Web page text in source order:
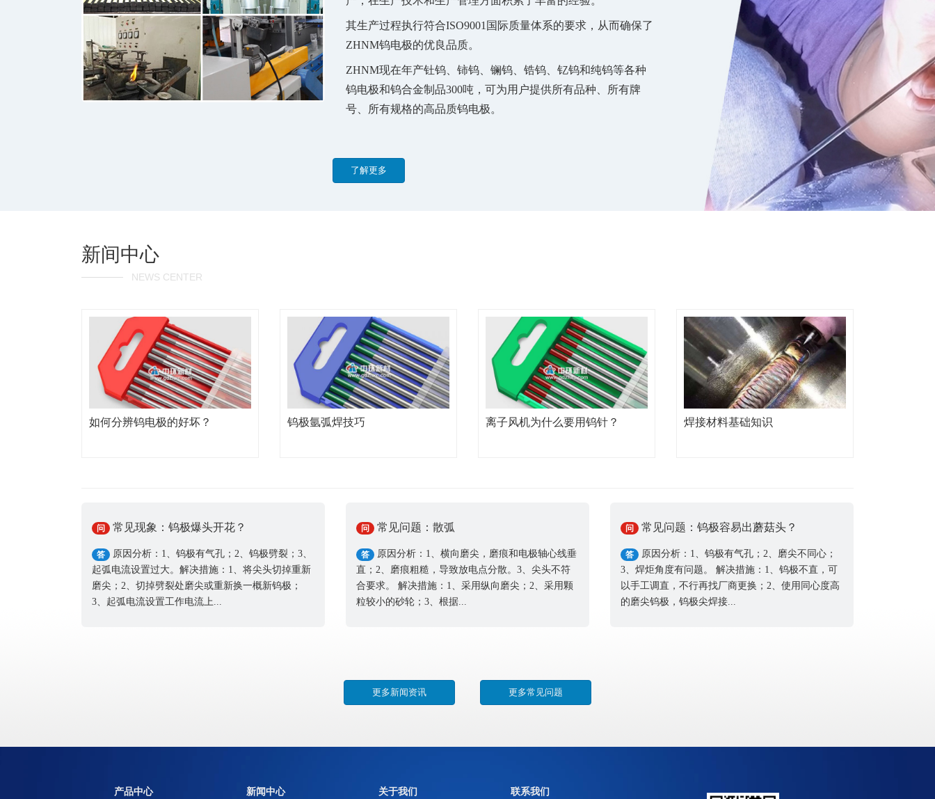
其生产过程执行符合ISO9001国际质量体系的要求，从而确保了
ZHNM钨电极的优良品质。
ZHNM现在年产钍钨、铈钨、镧钨、锆钨、钇钨和纯钨等各种
钨电极和钨合金制品300吨，可为用户提供所有品种、所有牌
号、所有规格的高品质钨电极。
了解更多
新间中心
NEWS CENTER
如何分辨钨电极的好坏？ 钨极氩弧焊技巧 离子风机为什么要用钨针？ 焊接材料基础知识
问 常见现象：钨极爆头开花？
答
原因分析：1、钨极有气孔；2、钨极劈裂；3、
起弧电流设置过大。解决措施：1、将尖头切掉重新
磨尖；2、切掉劈裂处磨尖或重新换一概新钨极；
3、起弧电流设置工作电流上...
问 常见问题：散弧
答
原因分析：1、横向磨尖，磨痕和电极轴心线垂
直；2、磨痕粗糙，导致放电点分散。3、尖头不符
合要求。 解决措施：1、采用纵向磨尖；2、采用颗
粒较小的砂轮；3、根据...
问 常见问题：钨极容易出蘑菇头？
答
原因分析：1、钨极有气孔；2、磨尖不同心；
3、焊炬角度有问题。 解决措施：1、钨极不直，可
以手工调直，不行再找厂商更换；2、使用同心度高
的磨尖钨极，钨极尖焊接...
更多新闻资讯 更多常见问题
产品中心 新闻中心 关于我们 联系我们